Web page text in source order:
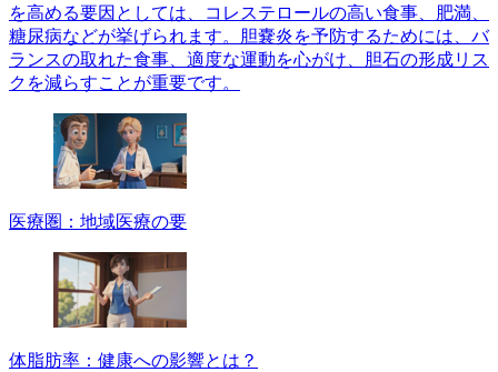
を高める要因としては、コレステロールの高い食事、肥満、
糖尿病などが挙げられます。胆嚢炎を予防するためには、バ
ランスの取れた食事、適度な運動を心がけ、胆石の形成リス
クを減らすことが重要です。
医療圏：地域医療の要
体脂肪率：健康への影響とは？